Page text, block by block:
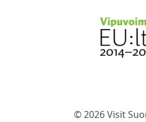
© 2026 Visit